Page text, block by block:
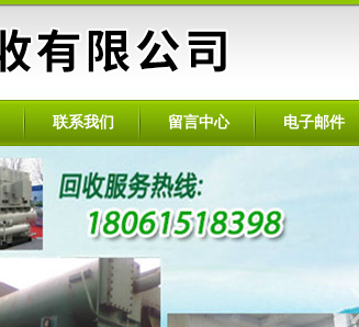
联系我们 留言中心 电子邮件